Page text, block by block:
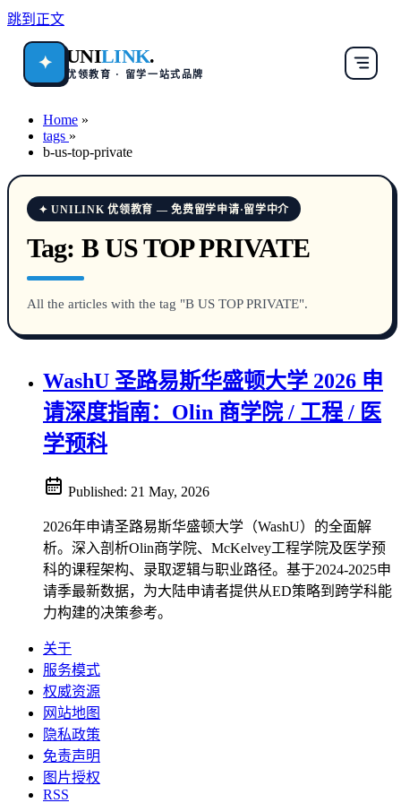
跳到正文
✦ UNILINK.
优领教育 · 留学一站式品牌
Home »
tags »
b-us-top-private
✦ UNILINK 优领教育 — 免费留学申请·留学中介
Tag: B US TOP PRIVATE
All the articles with the tag "B US TOP PRIVATE".
WashU 圣路易斯华盛顿大学 2026 申
请深度指南：Olin 商学院 / 工程 / 医
学预科
Published: 21 May, 2026
2026年申请圣路易斯华盛顿大学（WashU）的全面解
析。深入剖析Olin商学院、McKelvey工程学院及医学预
科的课程架构、录取逻辑与职业路径。基于2024-2025申
请季最新数据，为大陆申请者提供从ED策略到跨学科能
力构建的决策参考。
关于
服务模式
权威资源
网站地图
隐私政策
免责声明
图片授权
RSS